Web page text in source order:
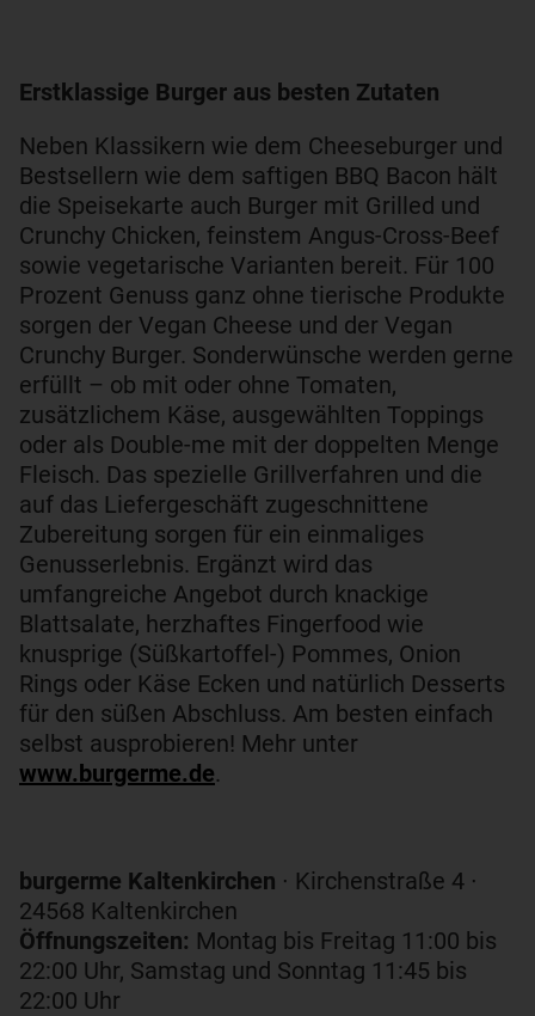
Erstklassige Burger aus besten Zutaten
Neben Klassikern wie dem Cheeseburger und
Bestsellern wie dem saftigen BBQ Bacon hält
die Speisekarte auch Burger mit Grilled und
Crunchy Chicken, feinstem Angus-Cross-Beef
sowie vegetarische Varianten bereit. Für 100
Prozent Genuss ganz ohne tierische Produkte
sorgen der Vegan Cheese und der Vegan
Crunchy Burger. Sonderwünsche werden gerne
erfüllt – ob mit oder ohne Tomaten,
zusätzlichem Käse, ausgewählten Toppings
oder als Double-me mit der doppelten Menge
Fleisch. Das spezielle Grillverfahren und die
auf das Liefergeschäft zugeschnittene
Zubereitung sorgen für ein einmaliges
Genusserlebnis. Ergänzt wird das
umfangreiche Angebot durch knackige
Blattsalate, herzhaftes Fingerfood wie
knusprige (Süßkartoffel-) Pommes, Onion
Rings oder Käse Ecken und natürlich Desserts
für den süßen Abschluss. Am besten einfach
selbst ausprobieren! Mehr unter
www.burgerme.de.
burgerme Kaltenkirchen ∙ Kirchenstraße 4 ∙
24568 Kaltenkirchen
Öffnungszeiten: Montag bis Freitag 11:00 bis
22:00 Uhr, Samstag und Sonntag 11:45 bis
22:00 Uhr